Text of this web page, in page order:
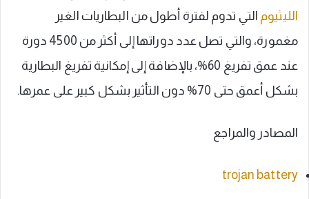
الليثيوم التي تدوم لفترة أطول من البطاريات الغير
مغمورة، والتي تصل عدد دوراتها إلى أكثر من 4500 دورة
عند عمق تفريغ 60%، بالإضافة إلى إمكانية تفريغ البطارية
بشكل أعمق حتى 70% دون التأثير بشكل كبير على عمرها.
المصادر والمراجع
trojan battery